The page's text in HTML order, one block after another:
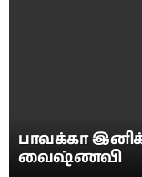
பாவக்கா
வைஷ்ணவி